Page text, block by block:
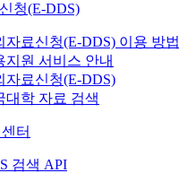
청(E-DDS)
자료신청(E-DDS) 이용 방법
지원 서비스 안내
자료신청(E-DDS)
대학 자료 검색
터
검색 API